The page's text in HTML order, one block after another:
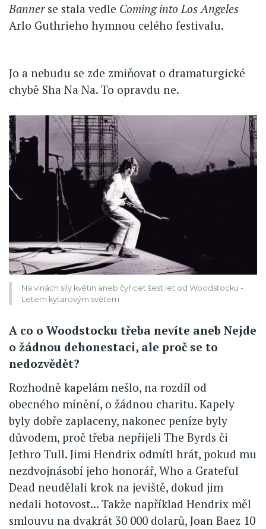
Bannerse stala vedle Coming into Los Angeles
Arlo Guthrieho hymnou celého festivalu.
Jo a nebudu se zde zmiňovat o dramaturgické
chybě Sha Na Na. To opravdu ne.
Na vlnách síly květin aneb čyřicet šest let od Woodstocku -
Letem kytarovým světem
A co o Woodstocku třeba nevíte aneb Nejde
o žádnou dehonestaci, ale proč se to
nedozvědět?
Rozhodně kapelám nešlo, na rozdíl od
obecného mínění, o žádnou charitu. Kapely
byly dobře zaplaceny, nakonec peníze byly
důvodem, proč třeba nepřijeli The Byrds či
Jethro Tull. Jimi Hendrix odmítl hrát, pokud mu
nezdvojnásobí jeho honorář, Who a Grateful
Dead neudělali krok na jeviště, dokud jim
nedali hotovost... Takže například Hendrix měl
smlouvu na dvakrát 30 000 dolarů, Joan Baez 10